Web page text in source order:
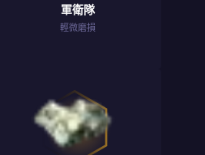
軍衛隊
輕微磨損